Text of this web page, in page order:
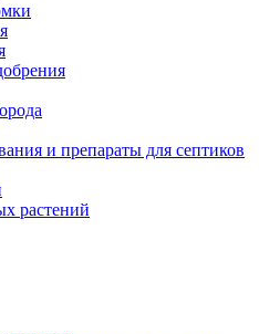
и препараты для септиков
растений